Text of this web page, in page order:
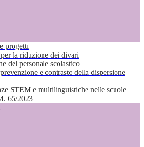
progetti
la riduzione dei divari
del personale scolastico
e contrasto della dispersione
STEM e multilinguistiche nelle scuole
65/2023